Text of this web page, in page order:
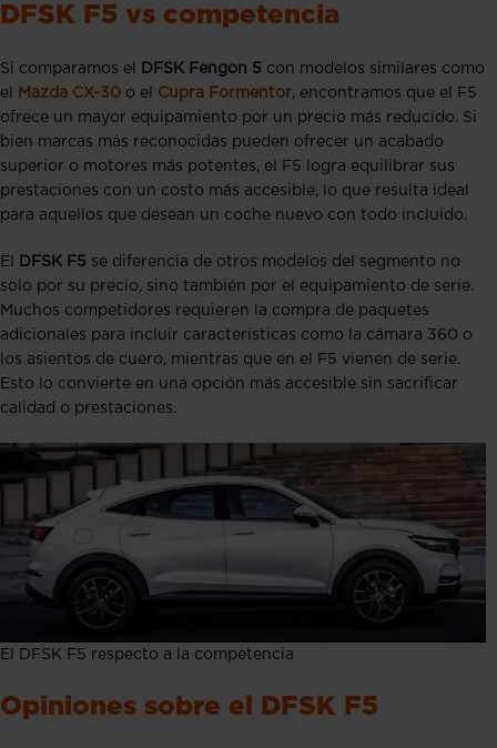
DFSK F5 vs competencia
Si comparamos el DFSK Fengon 5 con modelos similares como
el
Mazda CX-30 o el Cupra Formentor, encontramos que el F5
ofrece un mayor equipamiento por un precio más reducido. Si
bien marcas más reconocidas pueden ofrecer un acabado
superior o motores más potentes, el F5 logra equilibrar sus
prestaciones con un costo más accesible, lo que resulta ideal
para aquellos que desean un coche nuevo con todo incluido.
El DFSK F5 se diferencia de otros modelos del segmento no
solo por su precio, sino también por el equipamiento de serie.
Muchos competidores requieren la compra de paquetes
adicionales para incluir características como la cámara 360 o
los asientos de cuero, mientras que en el F5 vienen de serie.
Esto lo convierte en una opción más accesible sin sacrificar
calidad o prestaciones.
El DFSK F5 respecto a la competencia
Opiniones sobre el DFSK F5